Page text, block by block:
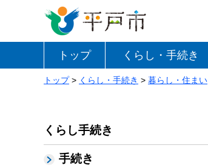
トップ くらし・手続き
トップ> くらし・手続き > 暮らし・住まい
くらし手続き
手続き